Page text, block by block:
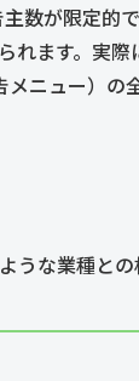
数が限定的
れます。実
ニュー）の
な業種との